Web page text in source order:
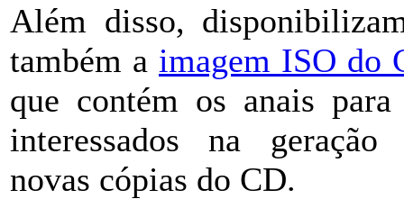
Além disso,
também a imagem ISO do
que contém os anais para
interessados na geração
novas cópias do CD.